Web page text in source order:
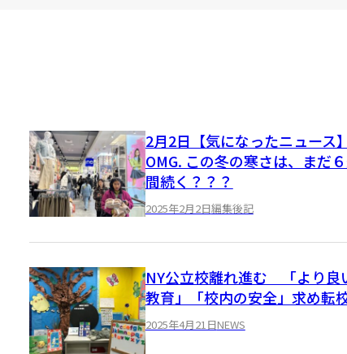
2月2日【気になったニュース】
OMG. この冬の寒さは、まだ
間続く？？？
2025年2月2日編集後記
NY公立校離れ進む 「より良
教育」「校内の安全」求め転
2025年4月21日NEWS